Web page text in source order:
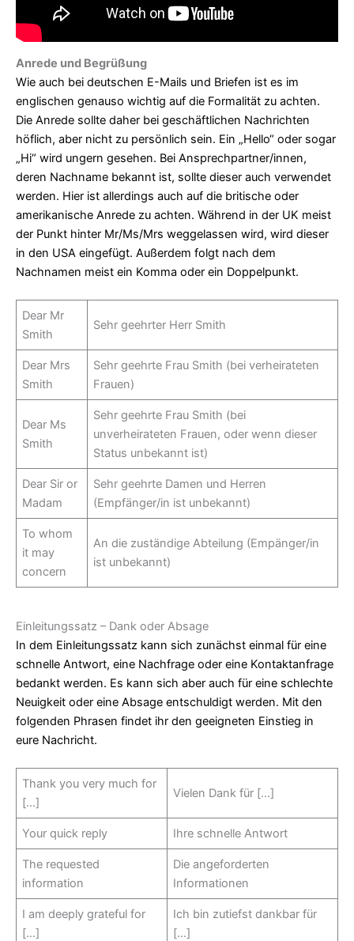
Anrede und Begrüßung
Wie auch bei deutschen E-Mails und Briefen ist es im
englischen genauso wichtig auf die Formalität zu achten.
Die Anrede sollte daher bei geschäftlichen Nachrichten
höflich, aber nicht zu persönlich sein. Ein „Hello“ oder sogar
„Hi“ wird ungern gesehen. Bei Ansprechpartner/innen,
deren Nachname bekannt ist, sollte dieser auch verwendet
werden. Hier ist allerdings auch auf die britische oder
amerikanische Anrede zu achten. Während in der UK meist
der Punkt hinter Mr/Ms/Mrs weggelassen wird, wird dieser
in den USA eingefügt. Außerdem folgt nach dem
Nachnamen meist ein Komma oder ein Doppelpunkt.
Dear Mr
Smith
Sehr geehrter Herr Smith
Dear Mrs
Smith
Sehr geehrte Frau Smith (bei verheirateten
Frauen)
Dear Ms
Smith
Sehr geehrte Frau Smith (bei
unverheirateten Frauen, oder wenn dieser
Status unbekannt ist)
Dear Sir or
Madam
Sehr geehrte Damen und Herren
(Empfänger/in ist unbekannt)
To whom
it may
concern
An die zuständige Abteilung (Empänger/in
ist unbekannt)
Einleitungssatz – Dank oder Absage
In dem Einleitungssatz kann sich zunächst einmal für eine
schnelle Antwort, eine Nachfrage oder eine Kontaktanfrage
bedankt werden. Es kann sich aber auch für eine schlechte
Neuigkeit oder eine Absage entschuldigt werden. Mit den
folgenden Phrasen findet ihr den geeigneten Einstieg in
eure Nachricht.
Thank you very much for
[…]
Vielen Dank für […]
Your quick reply Ihre schnelle Antwort
The requested
information
Die angeforderten
Informationen
I am deeply grateful for
[…]
Ich bin zutiefst dankbar für
[…]